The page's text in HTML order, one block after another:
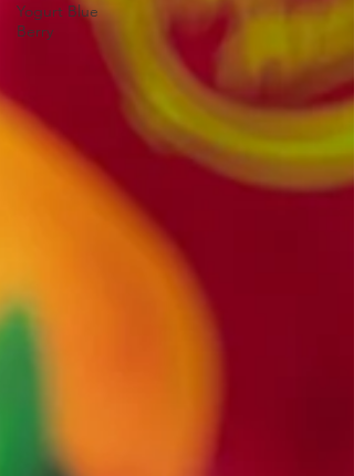
Yogurt Blue
Berry